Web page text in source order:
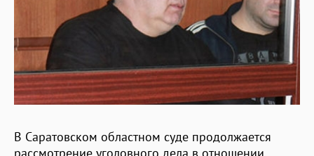
В Саратовском областном суде продолжается
рассмотрение уголовного дела в отношении